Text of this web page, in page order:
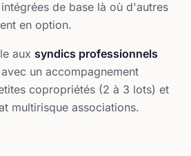
de base là où d'autres
en option.
aux syndics professionnels
un accompagnement
copropriétés (2 à 3 lots) et
multirisque associations.